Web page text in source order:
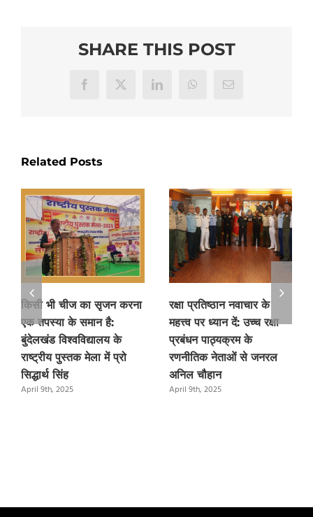
SHARE THIS POST
Facebook
X LinkedInWhatsAppEmail
Related Posts
किसी भी चीज का सृजन करना
एक तपस्या के समान है:
बुंदेलखंड विश्वविद्यालय के
राष्ट्रीय पुस्तक मेला में प्रो
सिद्धार्थ सिंह
April 9th, 2025
रक्षा प्रतिष्ठान नवाचार के
महत्त्व पर ध्यान दें: उच्च रक्षा
प्रबंधन पाठ्यक्रम के
रणनीतिक नेताओं से जनरल
अनिल चौहान
April 9th, 2025